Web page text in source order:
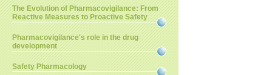
The Evolution of Pharmacovigilance: From
Reactive Measures to Proactive Safety
Pharmacovigilance's role in the drug
development
Safety Pharmacology